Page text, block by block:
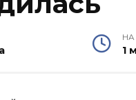
НА
1